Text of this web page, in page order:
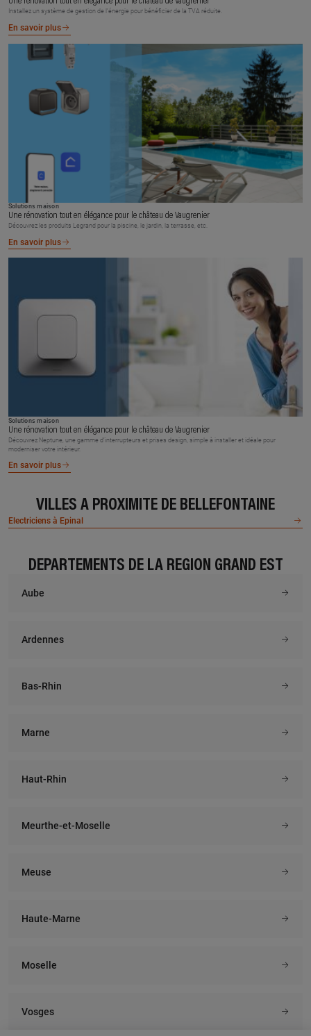
Installez un système de gestion de l’énergie pour bénéficier de la TVA réduite.
En savoir plus
Solutions maison
Une rénovation tout en élégance pour le château de Vaugrenier
Découvrez les produits Legrand pour la piscine, le jardin, la terrasse, etc.
En savoir plus
Solutions maison
Une rénovation tout en élégance pour le château de Vaugrenier
Découvrez Neptune, une gamme d’interrupteurs et prises design, simple à installer et idéale pour
moderniser votre intérieur.
En savoir plus
VILLES À PROXIMITÉ DE BELLEFONTAINE
Electriciens à Epinal
DÉPARTEMENTS DE LA RÉGION GRAND EST
Aube
Ardennes
Bas-Rhin
Marne
Haut-Rhin
Meurthe-et-Moselle
Meuse
Haute-Marne
Moselle
Vosges